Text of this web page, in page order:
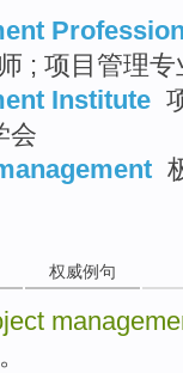
; 项目管理专
Institute
会
权威例句
。